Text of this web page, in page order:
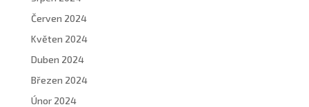
Červen 2024
Květen 2024
Duben 2024
Březen 2024
Únor 2024